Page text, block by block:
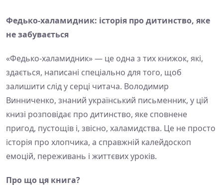
Федько-халамидник: історія про дитинство, яке
не забувається
«Федько-халамидник» — це одна з тих книжок, які,
здається, написані спеціально для того, щоб
залишити слід у серці читача. Володимир
Винниченко, знаний український письменник, у цій
книзі розповідає про дитинство, яке сповнене
пригод, пустощів і, звісно, халамидства. Це не просто
історія про хлопчика, а справжній калейдоскоп
емоцій, переживань і життєвих уроків.
Про що ця книга?